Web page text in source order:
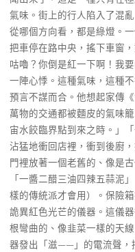
氣味。街上的行人陷入了混
從哪個方向看，都是綠燈。
把車停在路中央，搖下車窗
咕嚕？你倒是紅一下啊！我
一陣心悸。這種氣味，這種
預言不謀而合。他想起家傳
萬物的交通都被麵皮的氣味
宙水餃臨界點到來之時。」
沾猛地衝回店裡，衝到後廚
門裡放著一個老舊的、像是
「一醬二醋三油四辣五蒜泥
樣的傳統派才會用）。保險
詭異紅色光芒的儀器。這儀
根彎曲的、像韭菜一樣的天
器發出「滋——」的電流聲，